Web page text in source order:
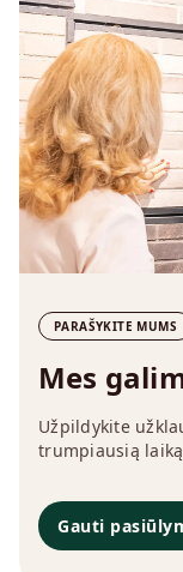
PARAŠYKITE MUMS
Mes
Užpildykite
trumpiausią
Gauti